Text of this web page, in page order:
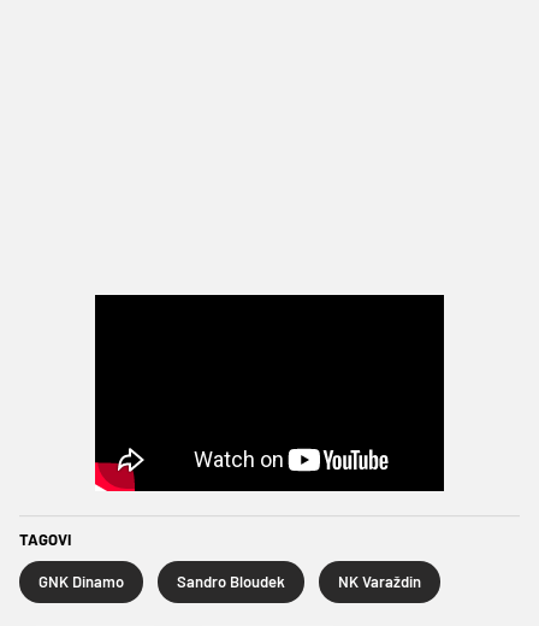
TAGOVI
GNK Dinamo Sandro Bloudek NK Varaždin